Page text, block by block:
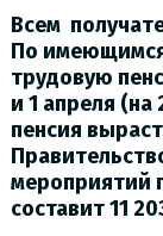
Всем
По
трудовую
и 1 апреля
пенсия
мероприятий
составит 11